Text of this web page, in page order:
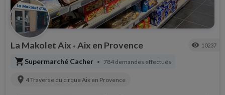
La Makolet Aix • Aix en Provence visibility 10237
shopping_cartSupermarché Cacher • 784 demandes effectués
location_on 4 Traverse du cirque Aix en Provence